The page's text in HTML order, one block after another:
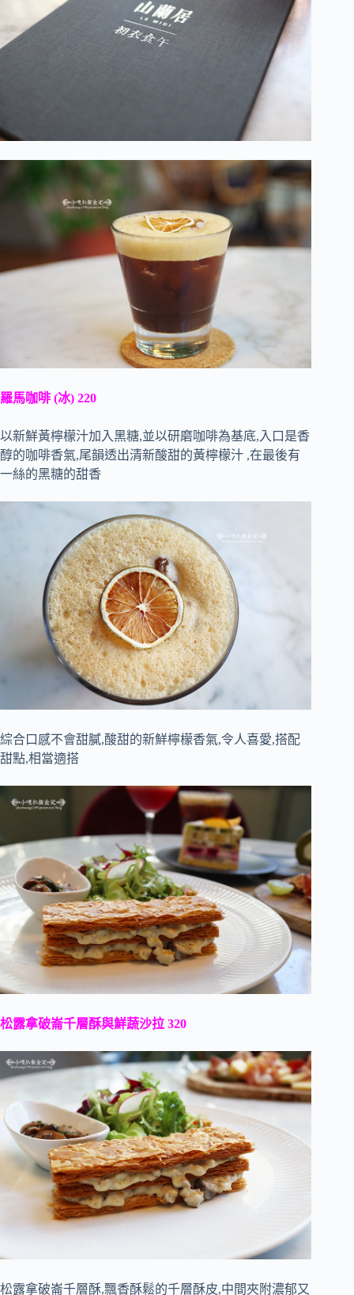
羅馬咖啡 (冰) 220
以新鮮黃檸檬汁加入黑糖,並以研磨咖啡為基底,入口是香
醇的咖啡香氣,尾韻透出清新酸甜的黃檸檬汁 ,在最後有
一絲的黑糖的甜香
綜合口感不會甜膩,酸甜的新鮮檸檬香氣,令人喜愛,搭配
甜點,相當適搭
松露拿破崙千層酥與鮮蔬沙拉 320
松露拿破崙千層酥,飄香酥鬆的千層酥皮,中間夾附濃郁又